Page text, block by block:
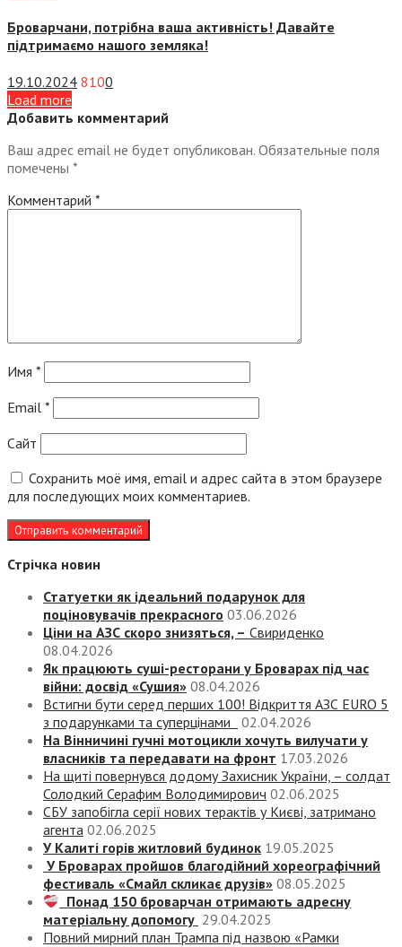
Броварчани, потрібна ваша активність! Давайте
підтримаємо нашого земляка!
19.10.2024 8100
Load more
Добавить комментарий
Ваш адрес email не будет опубликован. Обязательные поля
помечены *
Комментарий *
Имя *
Email *
Сайт
Сохранить моё имя, email и адрес сайта в этом браузере
для последующих моих комментариев.
Стрічка новин
Статуетки як ідеальний подарунок для
поціновувачів прекрасного 03.06.2026
Ціни на АЗС скоро знизяться, – Свириденко
08.04.2026
Як працюють суші-ресторани у Броварах під час
війни: досвід «Сушия» 08.04.2026
Встигни бути серед перших 100! Відкриття АЗС EURO 5
з подарунками та суперцінами
02.04.2026
На Вінничині гучні мотоцикли хочуть вилучати у
власників та передавати на фронт 17.03.2026
На щиті повернувся додому Захисник України, – солдат
Солодкий Серафим Володимирович 02.06.2025
СБУ запобігла серії нових терактів у Києві, затримано
агента 02.06.2025
У Калиті горів житловий будинок 19.05.2025
У Броварах пройшов благодійний хореографічний
фестиваль «Смайл скликає друзів» 08.05.2025
Понад 150 броварчан отримають адресну
матеріальну допомогу 29.04.2025
Повний мирний план Трампа під назвою «‎Рамки